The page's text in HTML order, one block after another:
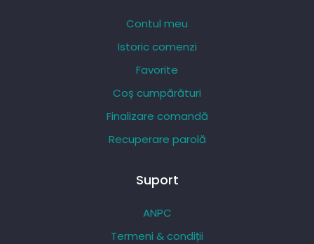
Contul meu
Istoric comenzi
Favorite
Coș cumpărături
Finalizare comandă
Recuperare parolă
Suport
ANPC
Termeni & condiții